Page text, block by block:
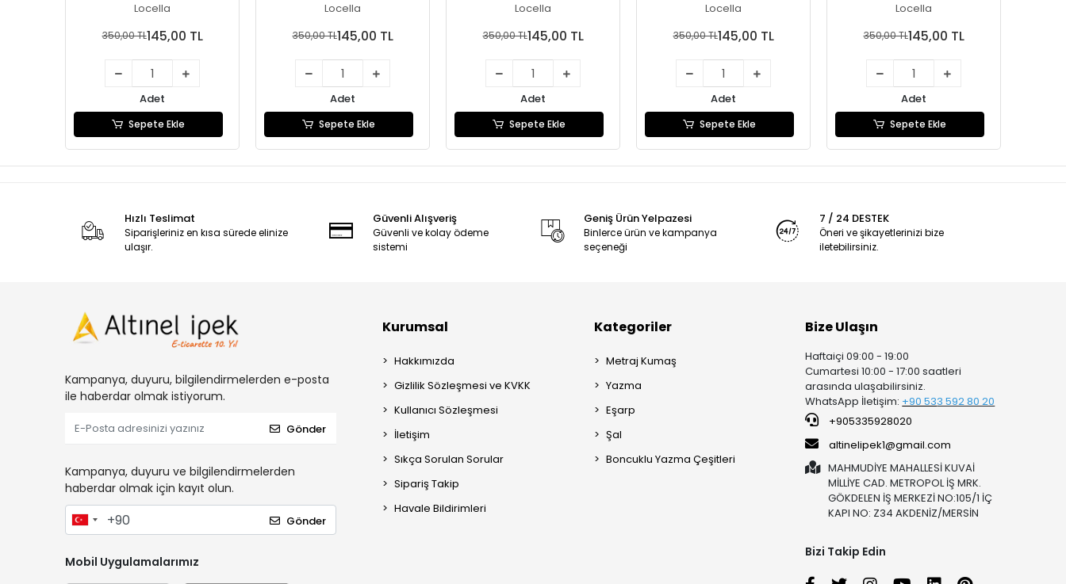
Locella
350,00 TL145,00 TL
Adet
Sepete Ekle
Locella
350,00 TL145,00 TL
Adet
Sepete Ekle
Locella
350,00 TL145,00 TL
Adet
Sepete Ekle
Locella
350,00 TL145,00 TL
Adet
Sepete Ekle
Locella
350,00 TL145,00 TL
Adet
Sepete Ekle
Hızlı Teslimat
Siparişleriniz en kısa sürede elinize
ulaşır.
Güvenli Alışveriş
Güvenli ve kolay ödeme
sistemi
Geniş Ürün Yelpazesi
Binlerce ürün ve kampanya
seçeneği
7 / 24 DESTEK
Öneri ve şikayetlerinizi bize
iletebilirsiniz.
Kampanya, duyuru, bilgilendirmelerden e-posta
ile haberdar olmak istiyorum.
Gönder
Kampanya, duyuru ve bilgilendirmelerden
haberdar olmak için kayıt olun.
Gönder
Mobil Uygulamalarımız
Kurumsal
Hakkımızda
Gizlilik Sözleşmesi ve KVKK
Kullanıcı Sözleşmesi
İletişim
Sıkça Sorulan Sorular
Sipariş Takip
Havale Bildirimleri
Kategoriler
Metraj Kumaş
Yazma
Eşarp
Şal
Boncuklu Yazma Çeşitleri
Bize Ulaşın
Haftaiçi 09:00 - 19:00
Cumartesi 10:00 - 17:00 saatleri
arasında ulaşabilirsiniz.
WhatsApp İletişim: +90 533 592 80 20
+905335928020
altinelipek1@gmail.com
MAHMUDİYE MAHALLESİ KUVAİ
MİLLİYE CAD. METROPOL İŞ MRK.
GÖKDELEN İŞ MERKEZİ NO:105/1 İÇ
KAPI NO: Z34 AKDENİZ/MERSİN
Bizi Takip Edin